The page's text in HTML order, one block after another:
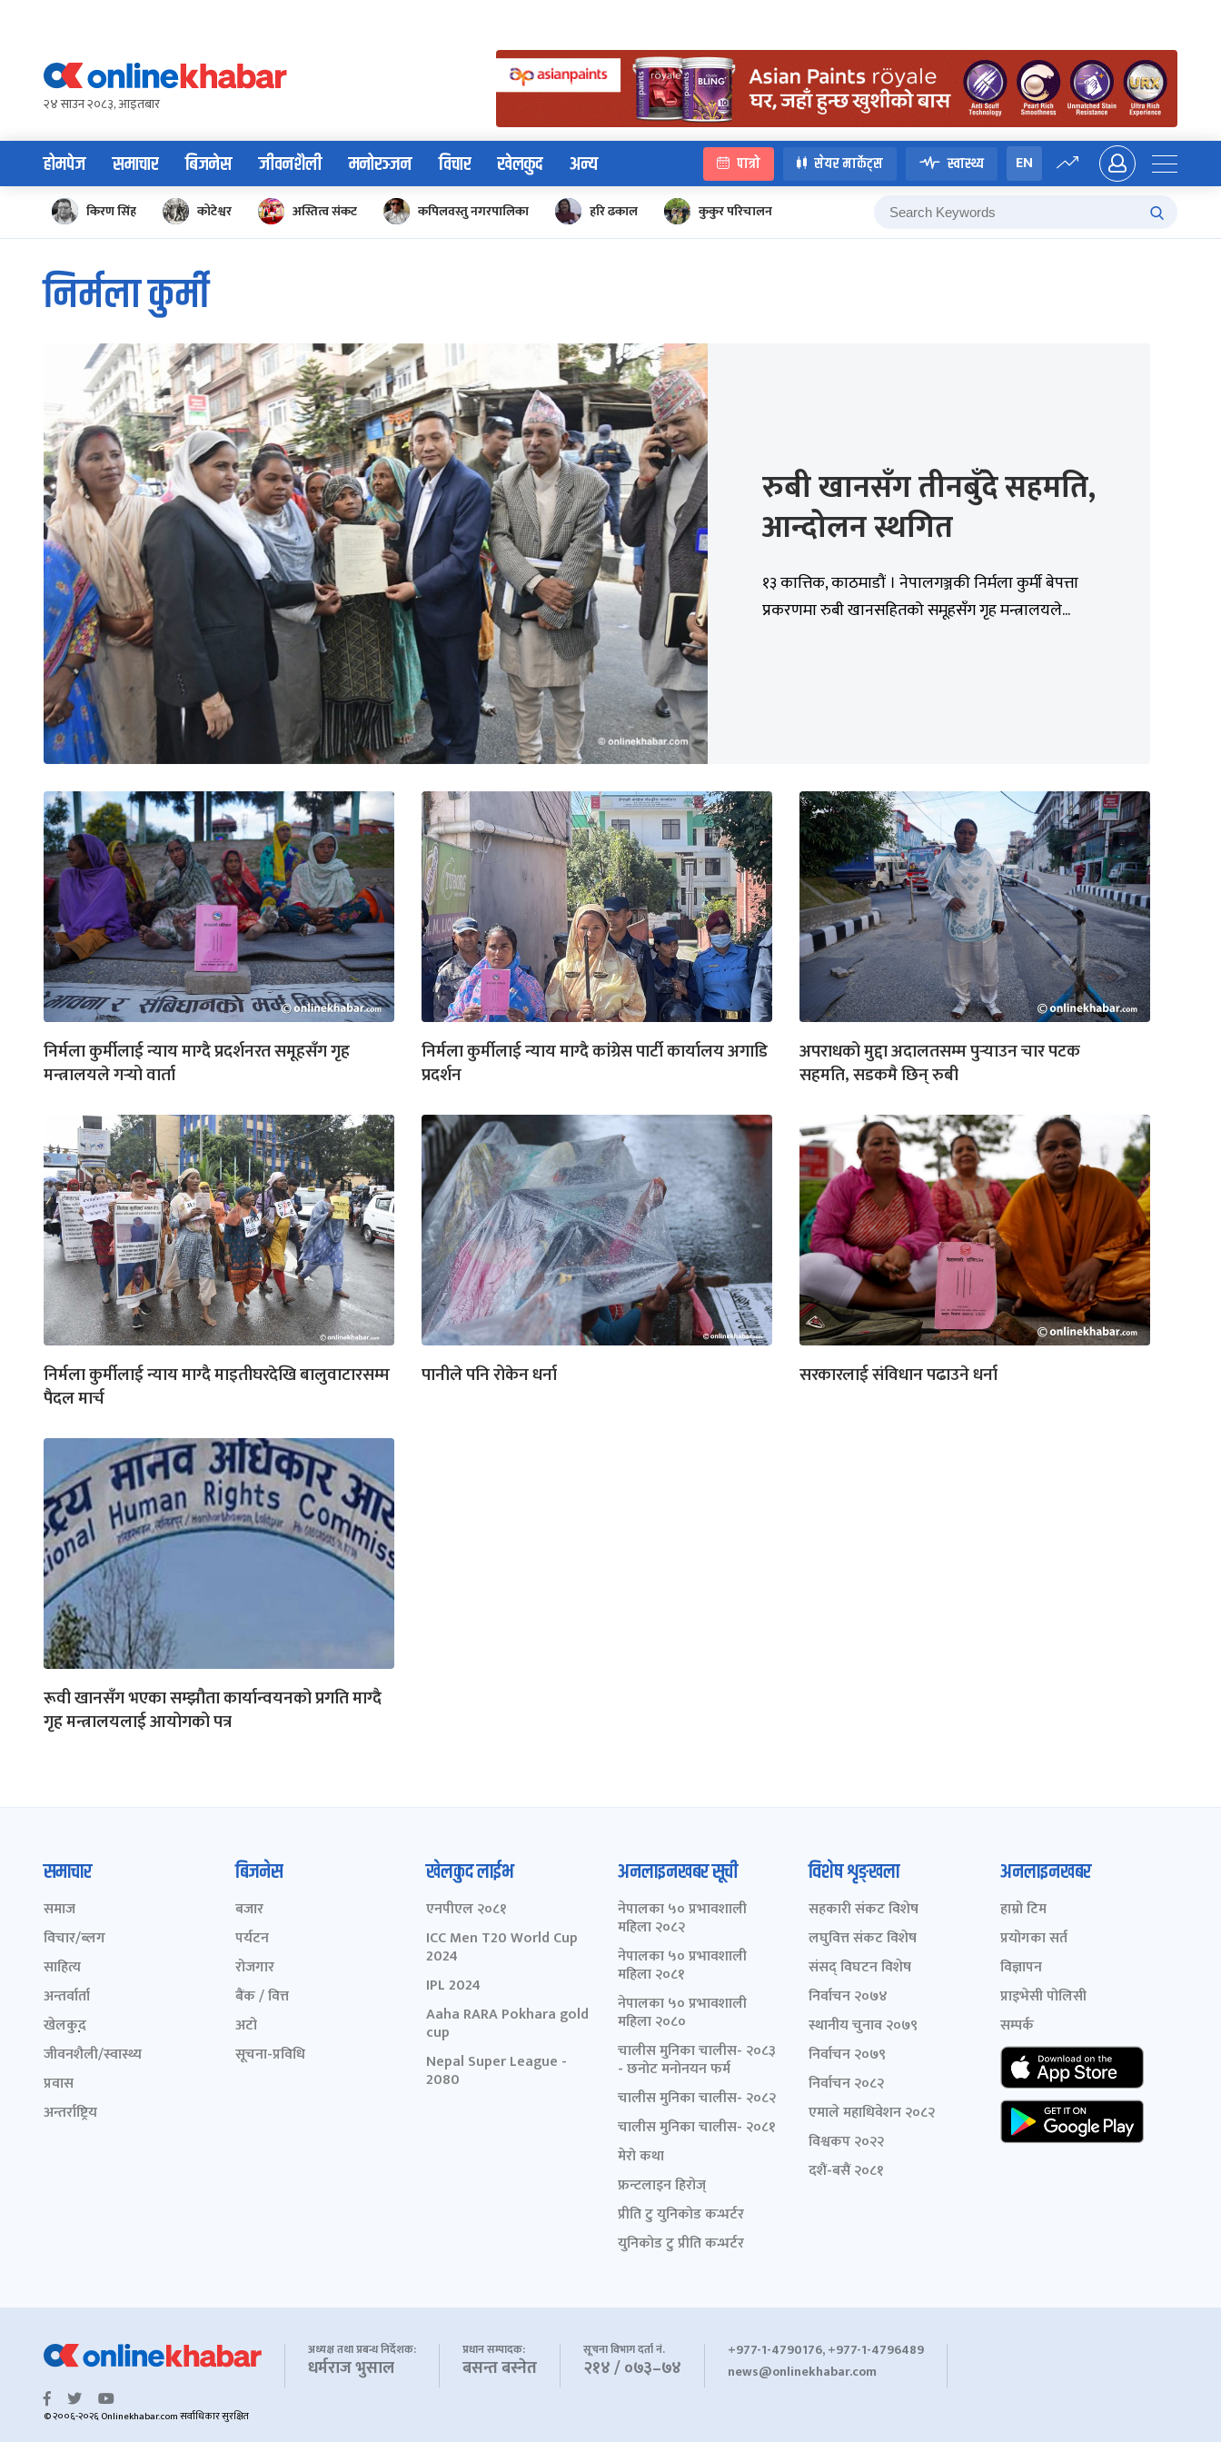
content२४ साउन २०८३, आइतबार
होमपेज समाचार बिजनेस जीवनशैली मनोरञ्जन विचार खेलकुद अन्य पात्रो सेयर मार्केट्स स्वास्थ्य EN
किरण सिंह कोटेश्वर अस्तित्व संकट कपिलवस्तु नगरपालिका हरि ढकाल कुकुर परिचालन
निर्मला कुर्मी
रुबी खानसँग तीनबुँदे सहमति,
आन्दोलन स्थगित
१३ कात्तिक, काठमाडौं । नेपालगञ्जकी निर्मला कुर्मी बेपत्ता
प्रकरणमा रुबी खानसहितको समूहसँग गृह मन्त्रालयले...
निर्मला कुर्मीलाई न्याय माग्दै प्रदर्शनरत समूहसँग गृह
मन्त्रालयले गर्‍यो वार्ता
निर्मला कुर्मीलाई न्याय माग्दै कांग्रेस पार्टी कार्यालय अगाडि
प्रदर्शन
अपराधको मुद्दा अदालतसम्म पुर्‍याउन चार पटक
सहमति, सडकमै छिन् रुबी
निर्मला कुर्मीलाई न्याय माग्दै माइतीघरदेखि बालुवाटारसम्म
पैदल मार्च
पानीले पनि रोकेन धर्ना सरकारलाई संविधान पढाउने धर्ना
रूवी खानसँग भएका सम्झौता कार्यान्वयनको प्रगति माग्दै
गृह मन्त्रालयलाई आयोगको पत्र
समाचार
समाज
विचार/ब्लग
साहित्य
अन्तर्वार्ता
खेलकुद़़
जीवनशैली/स्वास्थ्य
प्रवास
अन्तर्राष्ट्रिय
बिजनेस
बजार
पर्यटन
रोजगार
बैंक / वित्त
अटो
सूचना-प्रविधि
खेलकुद लाईभ
एनपीएल २०८१
ICC Men T20 World Cup
2024
IPL 2024
Aaha RARA Pokhara gold
cup
Nepal Super League -
2080
अनलाइनखबर सूची
नेपालका ५० प्रभावशाली
महिला २०८२
नेपालका ५० प्रभावशाली
महिला २०८१
नेपालका ५० प्रभावशाली
महिला २०८०
चालीस मुनिका चालीस- २०८३
- छनोट मनोनयन फर्म
चालीस मुनिका चालीस- २०८२
चालीस मुनिका चालीस- २०८१
मेरो कथा
फ्रन्टलाइन हिरोज्
प्रीति टु युनिकोड कन्भर्टर
युनिकोड टु प्रीति कन्भर्टर
विशेष शृङ्खला
सहकारी संकट विशेष
लघुवित्त संकट विशेष
संसद् विघटन विशेष
निर्वाचन २०७४
स्थानीय चुनाव २०७९
निर्वाचन २०७९
निर्वाचन २०८२
एमाले महाधिवेशन २०८२
विश्वकप २०२२
दशैं-बसैं २०८१
अनलाइनखबर
हाम्रो टिम
प्रयोगका सर्त
विज्ञापन
प्राइभेसी पोलिसी
सम्पर्क
अध्यक्ष तथा प्रबन्ध निर्देशक:
धर्मराज भुसाल
प्रधान सम्पादक:
बसन्त बस्नेत
सूचना विभाग दर्ता नं.
२१४ / ०७३–७४
+977-1-4790176, +977-1-4796489
news@onlinekhabar.com
© २००६-२०२६ Onlinekhabar.com सर्वाधिकार सुरक्षित